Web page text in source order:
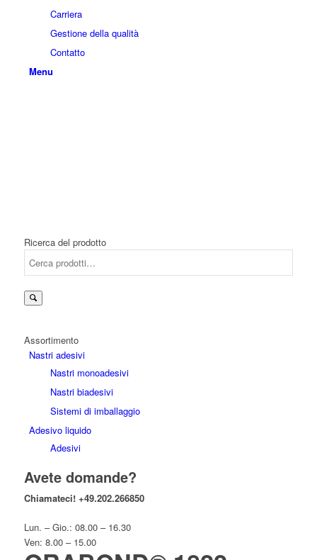
Carriera
Gestione della qualità
Contatto
Menu
Ricerca del prodotto
Assortimento
Nastri adesivi
Nastri monoadesivi
Nastri biadesivi
Sistemi di imballaggio
Adesivo liquido
Adesivi
Avete domande?
Chiamateci! +49.202.266850
Lun. – Gio.: 08.00 – 16.30
Ven: 8.00 – 15.00